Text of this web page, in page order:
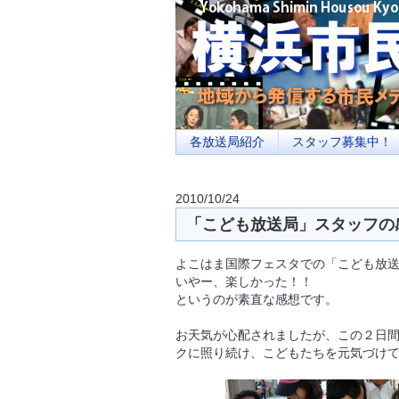
横浜の地域メディア、地域・市民・放送局
を目指します
各放送局紹介 スタッフ募集中！
2010/10/24
「こども放送局」スタッフ
よこはま国際フェスタでの「こども放
いやー、楽しかった！！
というのが素直な感想です。
お天気が心配されましたが、この２日
クに照り続け、こどもたちを元気づけ